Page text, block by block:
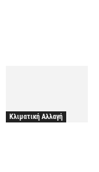
Κλιματική Αλλαγή